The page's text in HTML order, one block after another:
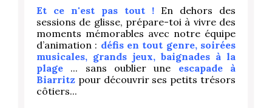
Et ce n'est pas tout ! En dehors des
sessions de glisse, prépare-toi à vivre des
moments mémorables avec notre équipe
d’animation : défis en tout genre, soirées
musicales, grands jeux, baignades à la
plage ... sans oublier une escapade à
Biarritz pour découvrir ses petits trésors
côtiers...